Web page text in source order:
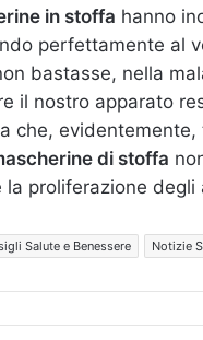
in stoffa hanno
perfettamente al
bastasse, nella
il nostro apparato
che,
di stoffa
la proliferazione degli
Salute e Benessere Notizie